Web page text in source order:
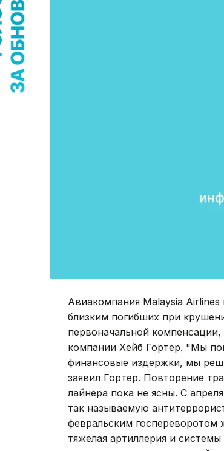
Авиакомпания Malaysia
близким погибших при
первоначальной
компании Хейб Гортер. "Мы
финансовые издержки, мы
заявил Гортер. Повторение
лайнера пока не ясны. С
так называемую
февральским
тяжелая артиллерия и